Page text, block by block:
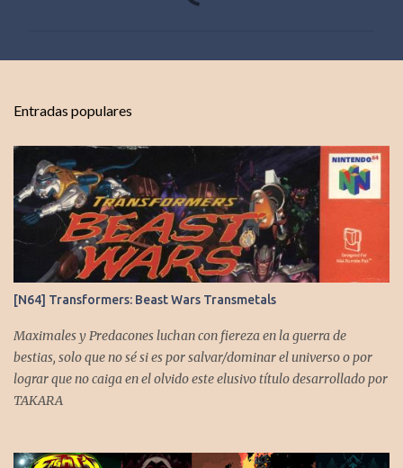
r
i
o
s
Entradas populares
[N64] Transformers: Beast Wars Transmetals
Maximales y Predacones luchan con fiereza en la guerra de
bestias, solo que no sé si es por salvar/dominar el universo o por
lograr que no caiga en el olvido este elusivo título desarrollado por
TAKARA